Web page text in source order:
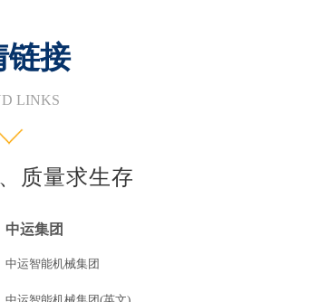
链接
LINKS
质量求生存
中运集团
中运智能机械集团